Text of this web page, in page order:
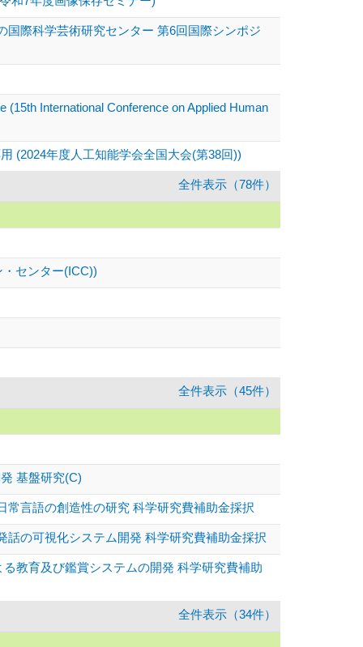
際科学芸術研究センター 第6回国際シンポジ
International Conference on Applied Human
(2024年度人工知能学会全国大会(第38回))
全件表示（78件）
センター(ICC))
全件表示（45件）
基盤研究(C)
常言語の創造性の研究 科学研究費補助金採択
話の可視化システム開発 科学研究費補助金採択
教育及び鑑賞システムの開発 科学研究費補助
全件表示（34件）